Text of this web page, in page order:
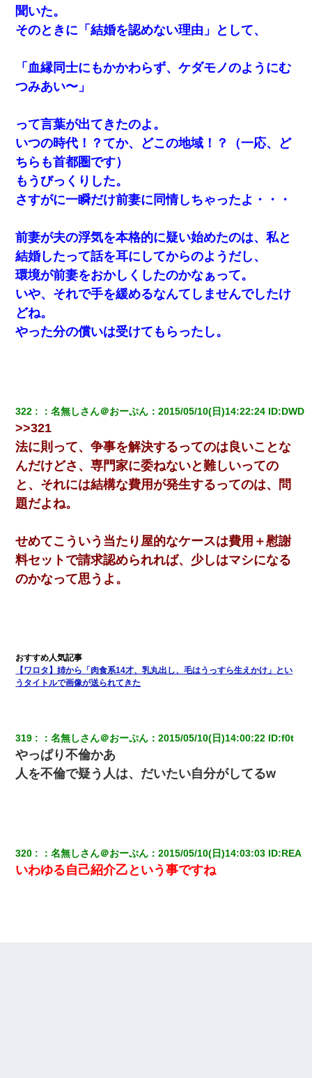
聞いた。
そのときに「結婚を認めない理由」として、
「血縁同士にもかかわらず、ケダモノのようにむ
つみあい〜」
って言葉が出てきたのよ。
いつの時代！？てか、どこの地域！？（一応、ど
ちらも首都圏です）
もうびっくりした。
さすがに一瞬だけ前妻に同情しちゃったよ・・・
前妻が夫の浮気を本格的に疑い始めたのは、私と
結婚したって話を耳にしてからのようだし、
環境が前妻をおかしくしたのかなぁって。
いや、それで手を緩めるなんてしませんでしたけ
どね。
やった分の償いは受けてもらったし。
322 ：名無しさん＠おーぷん ：2015/05/10(日)14:22:24 ID:DWD
>>321
法に則って、争事を解決するってのは良いことな
んだけどさ、専門家に委ねないと難しいっての
と、それには結構な費用が発生するってのは、問
題だよね。
せめてこういう当たり屋的なケースは費用＋慰謝
料セットで請求認められれば、少しはマシになる
のかなって思うよ。
【ワロタ】姉から「肉食系14才、乳丸出し、毛はうっすら生えかけ」とい
うタイトルで画像が送られてきた
319 ：名無しさん＠おーぷん ：2015/05/10(日)14:00:22 ID:f0t
やっぱり不倫かあ
人を不倫で疑う人は、だいたい自分がしてるw
320 ：名無しさん＠おーぷん ：2015/05/10(日)14:03:03 ID:REA
いわゆる自己紹介乙という事ですね